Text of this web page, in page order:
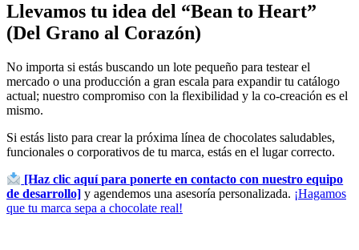
Llevamos tu idea del “Bean to Heart”
(Del Grano al Corazón)
No importa si estás buscando un lote pequeño para testear el
mercado o una producción a gran escala para expandir tu catálogo
actual; nuestro compromiso con la flexibilidad y la co-creación es el
mismo.
Si estás listo para crear la próxima línea de chocolates saludables,
funcionales o corporativos de tu marca, estás en el lugar correcto.
[Haz clic aquí para ponerte en contacto con nuestro equipo
de desarrollo] y agendemos una asesoría personalizada. ¡Hagamos
que tu marca sepa a chocolate real!